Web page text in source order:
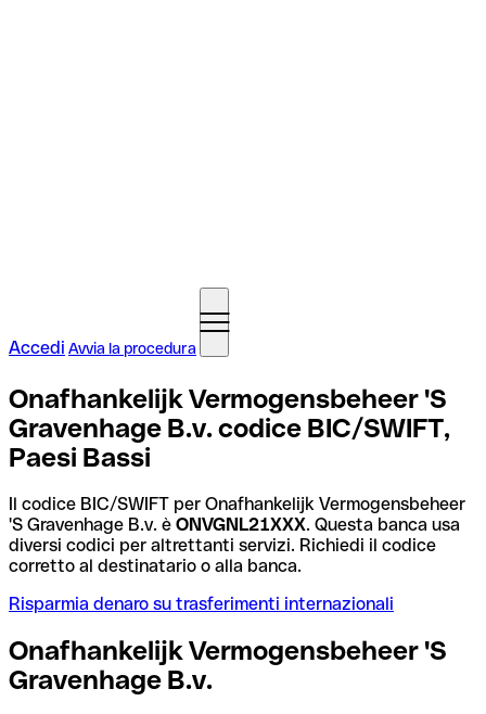
Accedi Avvia la procedura
Onafhankelijk Vermogensbeheer 'S
Gravenhage B.v. codice BIC/SWIFT,
Paesi Bassi
Il codice BIC/SWIFT per Onafhankelijk Vermogensbeheer
'S Gravenhage B.v. è ONVGNL21XXX. Questa banca usa
diversi codici per altrettanti servizi. Richiedi il codice
corretto al destinatario o alla banca.
Risparmia denaro su trasferimenti internazionali
Onafhankelijk Vermogensbeheer 'S
Gravenhage B.v.